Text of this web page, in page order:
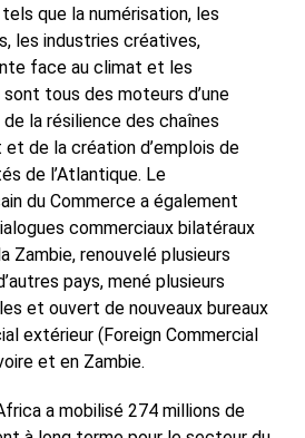
que la numérisation, les
les industries créatives,
face au climat et les
tous des moteurs d’une
la résilience des chaînes
et de la création d’emplois de
de l’Atlantique. Le
du Commerce a également
commerciaux bilatéraux
Zambie, renouvelé plusieurs
pays, mené plusieurs
et ouvert de nouveaux bureaux
extérieur (Foreign Commercial
et en Zambie.
a mobilisé 274 millions de